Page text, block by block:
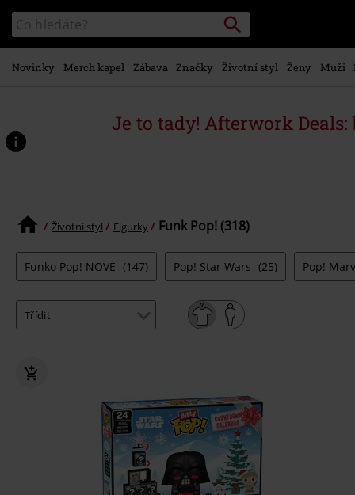
hlavnímu
obsahu
Katalog
vyhledávání
Vyhledávání
Novinky Merch kapel Zábava Značky Životní styl Ženy Muži
Je to tady! Afterwork
Životní styl Figurky Funk Pop! (318)
Funko Pop! NOVÉ (147) Pop! Star Wars (25) Pop!